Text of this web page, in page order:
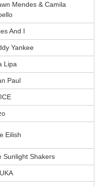
Mendes & Camila
And I
Yankee
Lipa
Paul
Eilish
Sunlight Shakers